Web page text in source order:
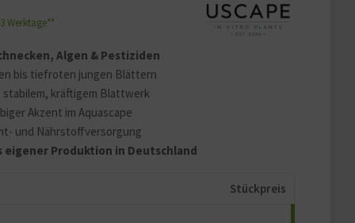
Algen & Pestiziden
bis tiefroten jungen Blättern
kräftigem Blattwerk
Akzent im Aquascape
und Nährstoffversorgung
eigener Produktion in Deutschland
Werktage**
Stückpreis